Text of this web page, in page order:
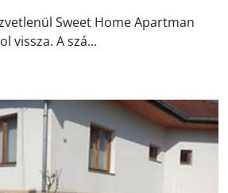
Sweet Home Apartman
vissza. A szá...